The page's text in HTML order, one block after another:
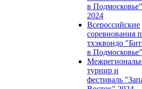
в Подмосковье"
2024
Всероссийские
соревнования
тхэквондо
в Подмосковье"
турнир и
фестиваль